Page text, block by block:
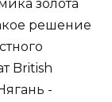
золота
решение
British
-